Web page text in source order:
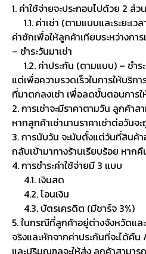
1. ค่าใช้จ่ายจะประกอบไปด้วย 2 ส่
1.1. ค่าเช่า (ตามแบบและระยะเว
ค่าซักเพื่อให้ลูกค้าเทียบระหว่างกา
– ชำระวันมาเช่า
1.2. ค่าประกัน (ตามแบบ) – ชำร
แต่เพื่อความรวดเร็วในการให้บริกา
ที่มาตกลงเช่า เพื่อลดขั้นตอนการใ
2. การเช่าจะมีราคาตามวัน ลูกค้าส
หากลูกค้าเช่านานราคาเช่าต่อวันจ
3. การนับวัน จะนับตั้งแต่วันที่สินค้
กลับเข้ามาทางร้านเรียบร้อย หาก
4. การชำระค่าใช้จ่ายมี 3 แบบ
4.1. เงินสด
4.2. โอนเงิน
4.3. บัตรเครดิต (มีชาร์จ 3%)
5. ในกรณีที่ลูกค้าอยู่ต่างจังหวัดแล
จริงและหักจากค่าประกันที่จะได้คื
และปริมณฑลจะให้ส่ง ลูกค้าสามาร